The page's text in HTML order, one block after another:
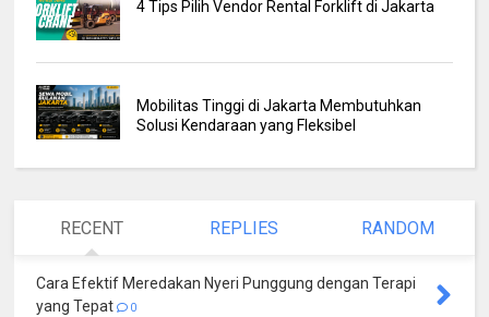
4 Tips Pilih Vendor Rental Forklift di Jakarta
Mobilitas Tinggi di Jakarta Membutuhkan
Solusi Kendaraan yang Fleksibel
RECENT REPLIES RANDOM
Cara Efektif Meredakan Nyeri Punggung dengan Terapi
yang Tepat
0